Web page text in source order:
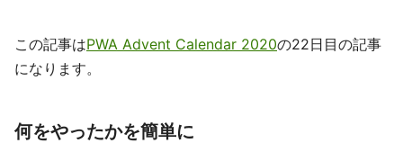
この記事はPWA Advent Calendar 2020の22日目の記事
になります。
何をやったかを簡単に